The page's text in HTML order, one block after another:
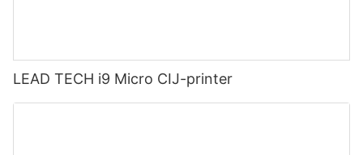
LEAD TECH i9 Micro CIJ-printer